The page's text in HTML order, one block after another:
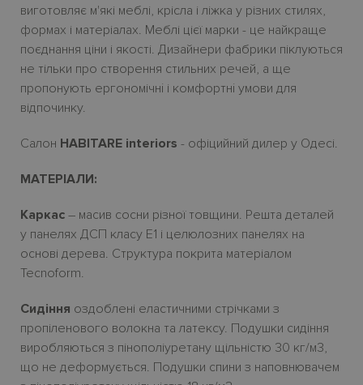
виготовляє м'які меблі, крісла і ліжка у різних стилях,
формах і матеріалах. Меблі цієї марки - це найкраще
поєднання ціни і якості. Дизайнери фабрики піклуються
не тільки про створення стильних речей, а ще
пропонують ергономічнi і комфортнi умови для
відпочинку.
Салон HABITARE interiors - офіцийний дилер у Одесі.
МАТЕРІАЛИ:
Каркас – масив сосни різної товщини. Решта деталей
у панелях ДСП класу Е1 і целюлозних панелях на
основі дерева. Структура покрита матеріалом
Tecnoform.
Сидіння оздоблені еластичними стрічками з
пропіленового волокна та латексу. Подушки сидіння
виробляються з пінополіуретану щільністю 30 кг/м3,
що не деформується. Подушки спини з наповнювачем